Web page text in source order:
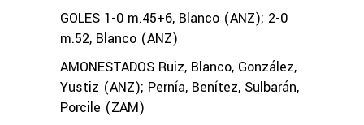
GOLES 1-0 m.45+6, Blanco (ANZ); 2-0
m.52, Blanco (ANZ)
AMONESTADOS Ruiz, Blanco, González,
Yustiz (ANZ); Pernía, Benítez, Sulbarán,
Porcile (ZAM)